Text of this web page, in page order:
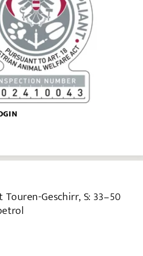
Geschirr, S: 33–50